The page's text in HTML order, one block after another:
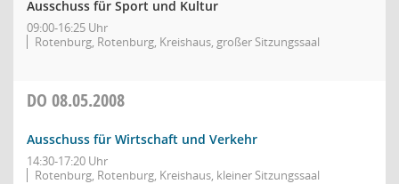
Ausschuss für Sport und Kultur
09:00-16:25 Uhr
Rotenburg, Rotenburg, Kreishaus, großer Sitzungssaal
DO 08.05.2008
Ausschuss für Wirtschaft und Verkehr
14:30-17:20 Uhr
Rotenburg, Rotenburg, Kreishaus, kleiner Sitzungssaal